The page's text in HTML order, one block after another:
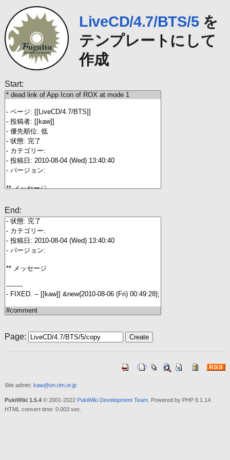
LiveCD/4.7/BTS/5を
テンプレートにして
作成
Start:
End:
Page:
Site admin: kaw@on.rim.or.jp
PukiWiki 1.5.4© 2001-2022 PukiWiki Development Team. Powered by PHP 8.1.14.
HTML convert time: 0.003 sec.